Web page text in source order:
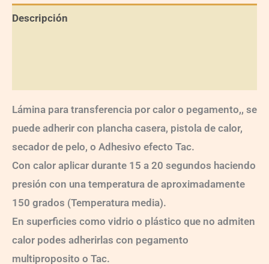
Descripción
Lámina para transferencia por calor o pegamento,, se
puede adherir con plancha casera, pistola de calor,
secador de pelo, o Adhesivo efecto Tac.
Con calor aplicar durante 15 a 20 segundos haciendo
presión con una temperatura de aproximadamente
150 grados (Temperatura media).
En superficies como vidrio o plástico que no admiten
calor podes adherirlas con pegamento
multiproposito o Tac.